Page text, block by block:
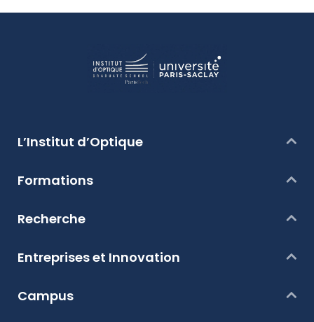
L’Institut d’Optique
Formations
Recherche
Entreprises et Innovation
Campus